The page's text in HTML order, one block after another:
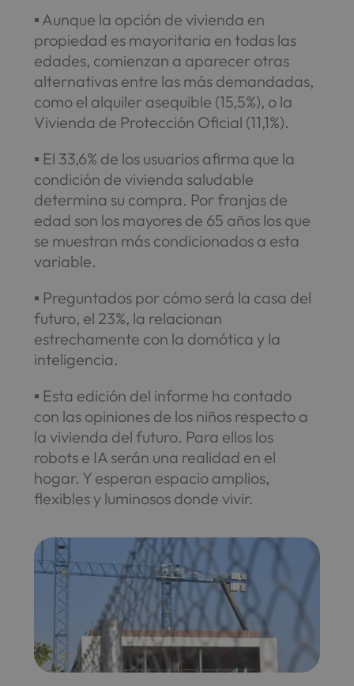
▪ Aunque la opción de vivienda en
propiedad es mayoritaria en todas las
edades, comienzan a aparecer otras
alternativas entre las más demandadas,
como el alquiler asequible (15,5%), o la
Vivienda de Protección Oficial (11,1%).
▪ El 33,6% de los usuarios afirma que la
condición de vivienda saludable
determina su compra. Por franjas de
edad son los mayores de 65 años los que
se muestran más condicionados a esta
variable.
▪ Preguntados por cómo será la casa del
futuro, el 23%, la relacionan
estrechamente con la domótica y la
inteligencia.
▪ Esta edición del informe ha contado
con las opiniones de los niños respecto a
la vivienda del futuro. Para ellos los
robots e IA serán una realidad en el
hogar. Y esperan espacio amplios,
flexibles y luminosos donde vivir.